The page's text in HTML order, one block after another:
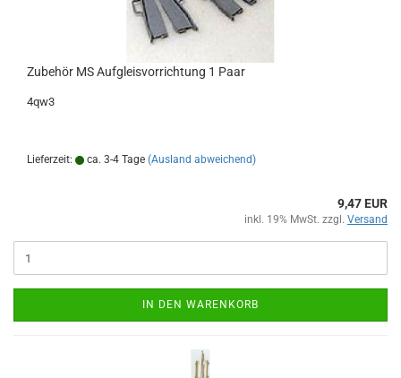
Zubehör MS Aufgleisvorrichtung 1 Paar
4qw3
Lieferzeit: ca. 3-4 Tage (Ausland abweichend)
9,47 EUR
inkl. 19% MwSt. zzgl. Versand
IN DEN WARENKORB